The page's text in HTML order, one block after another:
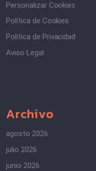
Personalizar Cookies
Política de Cookies
Política de Privacidad
Aviso Legal
Archivo
agosto 2026
julio 2026
junio 2026